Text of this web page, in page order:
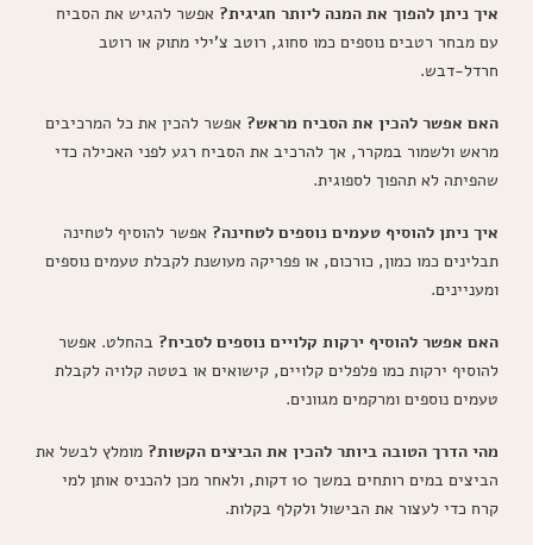
איך ניתן להפוך את המנה ליותר חגיגית? אפשר להגיש את הסביח
עם מבחר רטבים נוספים כמו סחוג, רוטב צ'ילי מתוק או רוטב
חרדל-דבש.
האם אפשר להכין את הסביח מראש? אפשר להכין את כל המרכיבים
מראש ולשמור במקרר, אך להרכיב את הסביח רגע לפני האכילה כדי
שהפיתה לא תהפוך לספוגית.
איך ניתן להוסיף טעמים נוספים לטחינה? אפשר להוסיף לטחינה
תבלינים כמו כמון, כורכום, או פפריקה מעושנת לקבלת טעמים נוספים
ומעניינים.
האם אפשר להוסיף ירקות קלויים נוספים לסביח? בהחלט. אפשר
להוסיף ירקות כמו פלפלים קלויים, קישואים או בטטה קלויה לקבלת
טעמים נוספים ומרקמים מגוונים.
מהי הדרך הטובה ביותר להכין את הביצים הקשות? מומלץ לבשל את
הביצים במים רותחים במשך 10 דקות, ולאחר מכן להכניס אותן למי
קרח כדי לעצור את הבישול ולקלף בקלות.